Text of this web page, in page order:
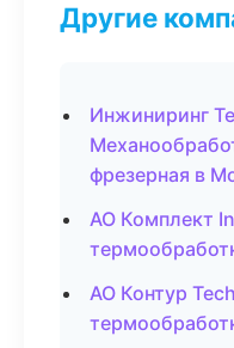
Другие
Инжиниринг
фрезерная в
АО Комплект
АО Контур